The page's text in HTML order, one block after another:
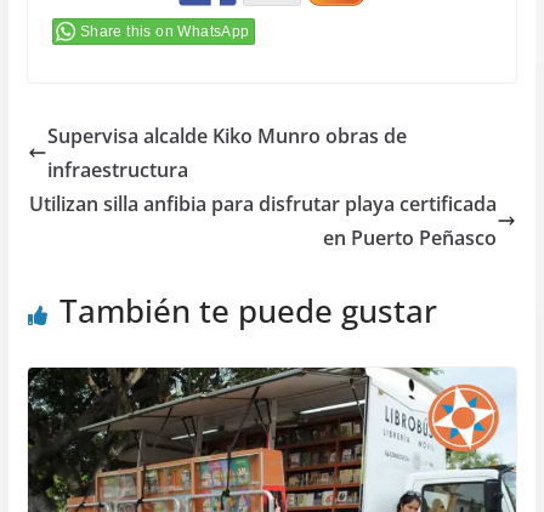
Share this on WhatsApp
Supervisa alcalde Kiko Munro obras de
infraestructura
Utilizan silla anfibia para disfrutar playa certificada
en Puerto Peñasco
También te puede gustar